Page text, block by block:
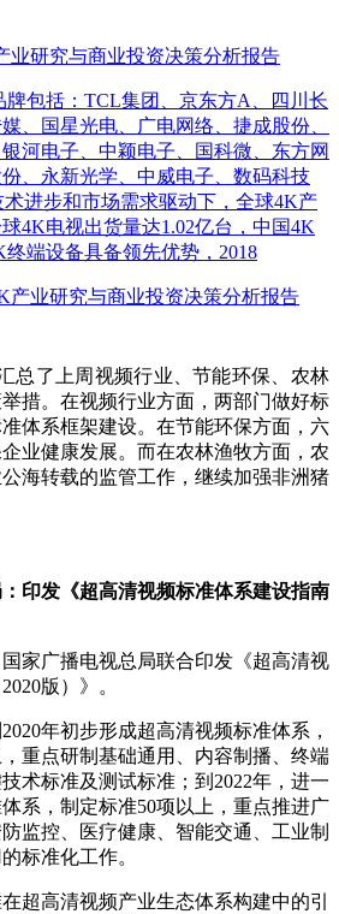
业研究与商业投资决策分析报告
牌包括：TCL集团、京东方A、四川长
、国星光电、广电网络、捷成股份、
河电子、中颖电子、国科微、东方网
、永新光学、中威电子、数码科技
术进步和市场需求驱动下，全球4K产
4K电视出货量达1.02亿台，中国4K
端设备具备领先优势，2018
了上周视频行业、节能环保、农林
措。在视频行业方面，两部门做好标
体系框架建设。在节能环保方面，六
业健康发展。而在农林渔牧方面，农
海转载的监管工作，继续加强非洲猪
印发《超高清视频标准体系建设指南
广播电视总局联合印发《超高清视
版）》。
年初步形成超高清视频标准体系，
重点研制基础通用、内容制播、终端
术标准及测试标准；到2022年，进一
系，制定标准50项以上，重点推进广
监控、医疗健康、智能交通、工业制
标准化工作。
超高清视频产业生态体系构建中的引